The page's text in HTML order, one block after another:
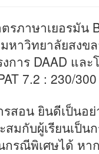
รภาษาเยอรมัน
หาวิทยาลัยสงข
การ DAAD แล
7.2 : 230/300
รสอน ยินดีเป็นอ
สมกับผู้เรียนเป็น
กรณีพิเศษได้ ห